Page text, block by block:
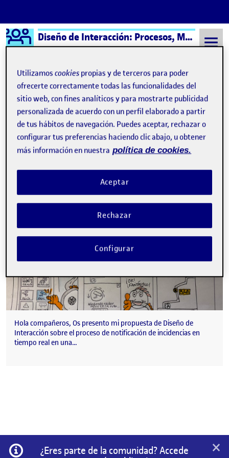
Saltar al contenido
Logo Ágora Diseño de Interacción: Procesos, Métodos y Técnicas – Aula 1
Semestre 20241 - Aula 1 Sketching
Sketching
R5. Diseño de Interacción
Publicado por
Carla Olle Vera
Fecha de publicación
comentario
Hola compañeros, Os presento mi propuesta de Diseño de
Interacción sobre el proceso de notificación de incidencias en
tiempo real en una…
Información
¿Eres parte de la comunidad? Accede
×
Utilizamoscookies propias y de terceros para poder
ofrecerte correctamente todas las funcionalidades del
sitio web, con fines analíticos y para mostrarte publicidad
personalizada de acuerdo con un perfil elaborado a partir
de tus hábitos de navegación. Puedes aceptar, rechazar o
configurar tus preferencias haciendo clic abajo, u obtener
más información en nuestra política de cookies.
Rechazar
Aceptar
Configurar